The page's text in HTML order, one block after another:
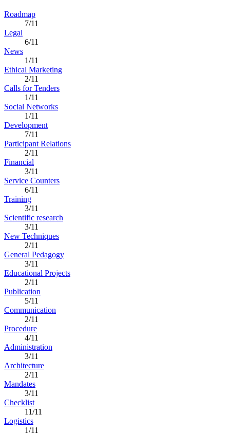
Roadmap
7/11
Legal
6/11
News
1/11
Ethical Marketing
2/11
Calls for Tenders
1/11
Social Networks
1/11
Development
7/11
Participant Relations
2/11
Financial
3/11
Service Counters
6/11
Training
3/11
Scientific research
3/11
New Techniques
2/11
General Pedagogy
3/11
Educational Projects
2/11
Publication
5/11
Communication
2/11
Procedure
4/11
Administration
3/11
Architecture
2/11
Mandates
3/11
Checklist
11/11
Logistics
1/11